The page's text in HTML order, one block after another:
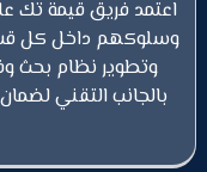
اعتمد فريق قيمة تك
وسلوكهم داخل كل
وتطوير نظام بحث
بالجانب التقني